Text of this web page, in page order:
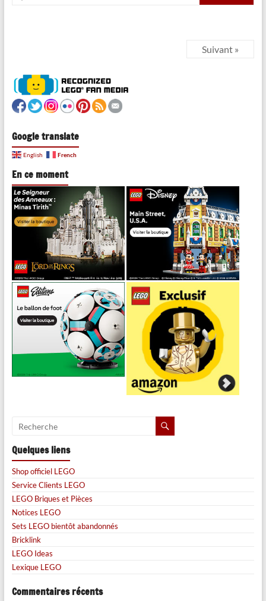
Suivant »
Google translate
English French
En ce moment
Quelques liens
Shop officiel LEGO
Service Clients LEGO
LEGO Briques et Pièces
Notices LEGO
Sets LEGO bientôt abandonnés
Bricklink
LEGO Ideas
Lexique LEGO
Commentaires récents